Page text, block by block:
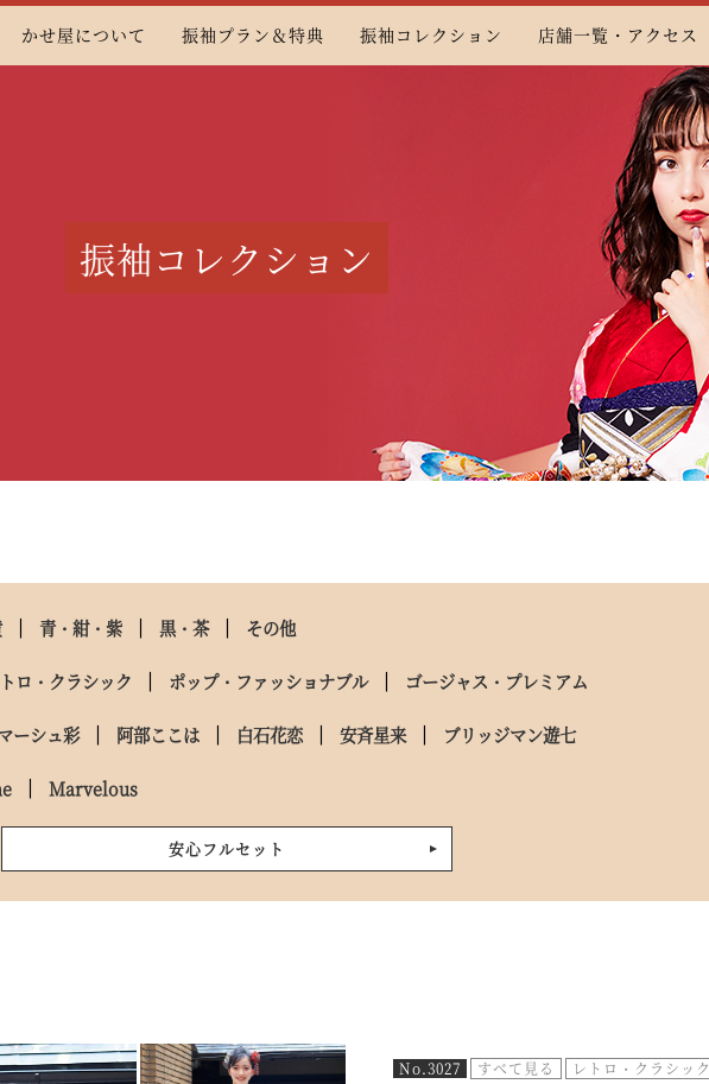
かせ屋について 振袖プラン＆特典 振袖コレクション 店舗一覧・アクセス
振袖コレクション
青・紺・紫 黒・茶 その他
ロ・クラシック ポップ・ファッショナブル ゴージャス・プレミアム
ーシュ彩 阿部ここは 白石花恋 安斉星来 ブリッジマン遊七
Marvelous
安心フルセット
No.3027 すべて見る レトロ・クラシック